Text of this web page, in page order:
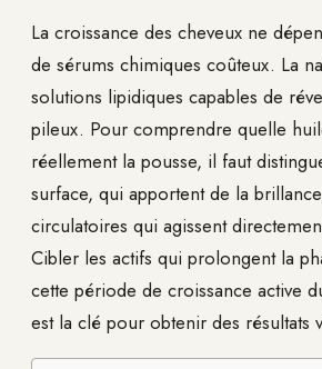
La croissance des cheveux ne
de sérums chimiques coûteux. La
solutions lipidiques capables de
pileux. Pour comprendre quelle
réellement la pousse, il faut
surface, qui apportent de la
circulatoires qui agissent
Cibler les actifs qui prolongent la
cette période de croissance active
est la clé pour obtenir des résultats